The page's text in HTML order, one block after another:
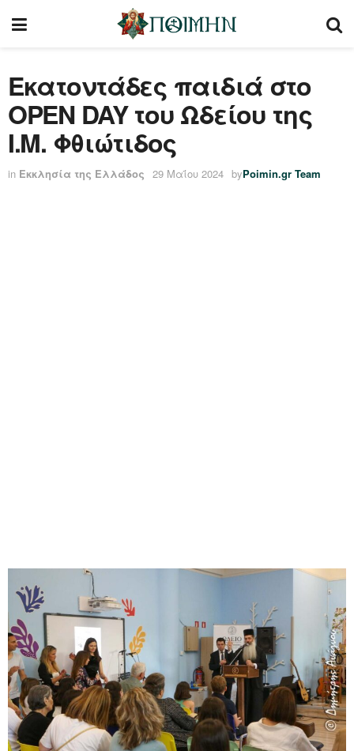
Εκατοντάδες παιδιά στο
OPEN DAY του Ωδείου της
Ι.Μ. Φθιώτιδος
in Εκκλησία της Ελλάδος 29 Μαΐου 2024 byPoimin.gr Team